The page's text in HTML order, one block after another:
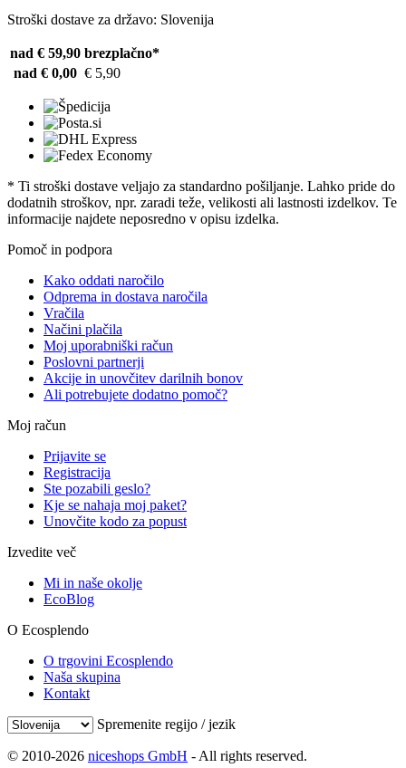
Stroški dostave za državo: Slovenija
nad € 59,90 brezplačno*
nad € 0,00 € 5,90
* Ti stroški dostave veljajo za standardno pošiljanje. Lahko pride do
dodatnih stroškov, npr. zaradi teže, velikosti ali lastnosti izdelkov. Te
informacije najdete neposredno v opisu izdelka.
Pomoč in podpora
Kako oddati naročilo
Odprema in dostava naročila
Vračila
Načini plačila
Moj uporabniški račun
Poslovni partnerji
Akcije in unovčitev darilnih bonov
Ali potrebujete dodatno pomoč?
Moj račun
Prijavite se
Registracija
Ste pozabili geslo?
Kje se nahaja moj paket?
Unovčite kodo za popust
Izvedite več
Mi in naše okolje
EcoBlog
O Ecosplendo
O trgovini Ecosplendo
Naša skupina
Kontakt
Spremenite regijo / jezik
© 2010-2026 niceshops GmbH - All rights reserved.